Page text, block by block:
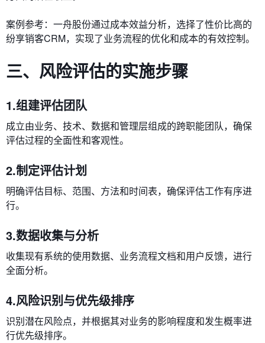
案例参考：一舟股份通过成本效益分析，选择了性价比高的
纷享销客CRM，实现了业务流程的优化和成本的有效控制。
三、风险评估的实施步骤
1.组建评估团队
成立由业务、技术、数据和管理层组成的跨职能团队，确保
评估过程的全面性和客观性。
2.制定评估计划
明确评估目标、范围、方法和时间表，确保评估工作有序进
行。
3.数据收集与分析
收集现有系统的使用数据、业务流程文档和用户反馈，进行
全面分析。
4.风险识别与优先级排序
识别潜在风险点，并根据其对业务的影响程度和发生概率进
行优先级排序。